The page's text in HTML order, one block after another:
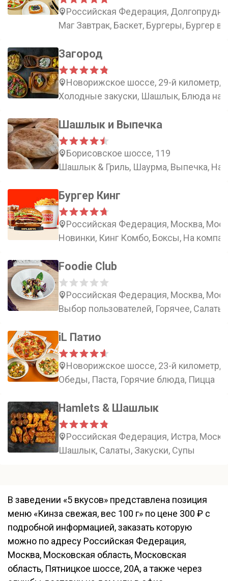
Российская Федерация,
Маг Завтрак, Баскет, Бургеры, Бургер в
Загород
Новорижское шоссе, 29-й километр,
Холодные закуски, Шашлык, Блюда на
Шашлык и Выпечка
Борисовское шоссе, 119
Шашлык & Гриль, Шаурма, Выпечка,
Бургер Кинг
Российская Федерация, Москва,
Новинки, Кинг Комбо, Боксы, На
Foodie Club
Российская Федерация, Москва,
Выбор пользователей, Горячее,
iL Патио
Новорижское шоссе, 23-й километр,
Обеды, Паста, Горячие блюда, Пицца
Hamlets & Шашлык
Российская Федерация, Истра,
Шашлык, Салаты, Закуски, Супы
В заведении «5 вкусов» представлена позиция
меню «Кинза свежая, вес 100 г» по цене 300 ₽ с
подробной информацией, заказать которую
можно по адресу Российская Федерация,
Москва, Московская область, Московская
область, Пятницкое шоссе, 20А, а также через